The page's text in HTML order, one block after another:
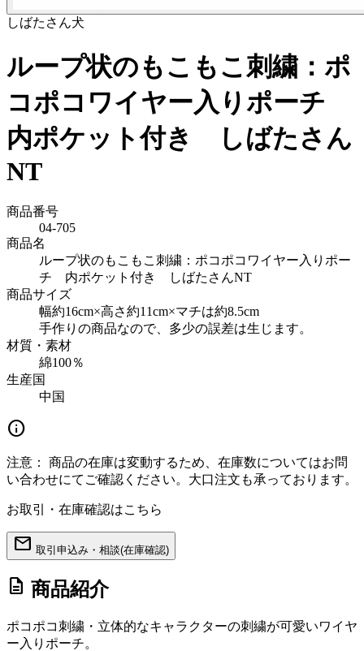
しばたさん犬
ループ状のもこもこ刺繍：ポ
コポコワイヤー入りポーチ
内ポケット付き しばたさん
NT
商品番号
04-705
商品名
ループ状のもこもこ刺繍：ポコポコワイヤー入りポー
チ 内ポケット付き しばたさんNT
商品サイズ
幅約16cm×高さ約11cm×マチは約8.5cm
手作りの商品なので、多少の誤差は生じます。
材質・素材
綿100％
生産国
中国
info
注意：
商品の在庫は変動するため、在庫数についてはお問
い合わせにてご確認ください。大口注文も承っております。
お取引・在庫確認はこちら
mail 取引申込み・相談(在庫確認)
description 商品紹介
ポコポコ刺繍・立体的なキャラクターの刺繍が可愛いワイヤ
ー入りポーチ。